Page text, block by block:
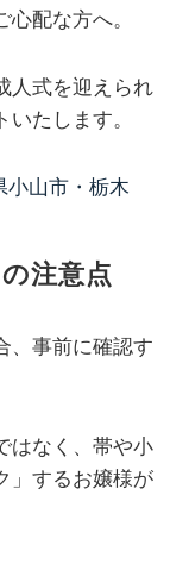
配な方へ。
人式を迎えられ
たします。
小山市・栃木
注意点
、事前に確認す
はなく、帯や小
」するお嬢様が